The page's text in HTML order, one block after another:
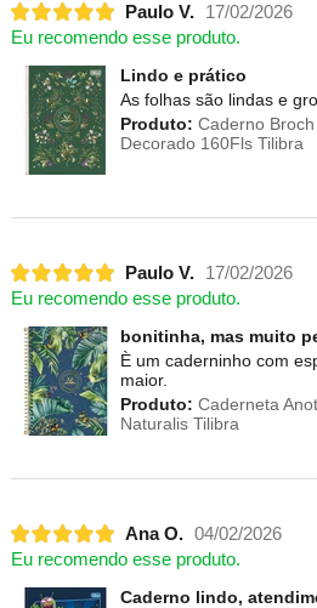
Paulo V.
17/02/2026
Eu recomendo esse produto.
Lindo e prático
As folhas são lindas e
Produto: Caderno
Decorado 160Fls Tilibra
Paulo V.
17/02/2026
Eu recomendo esse produto.
bonitinha, mas muito
È um caderninho com
maior.
Produto: Caderneta
Naturalis Tilibra
Ana O. 04/02/2026
Eu recomendo esse produto.
Caderno lindo,